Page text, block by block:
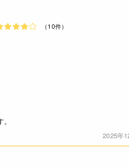
（10件）
2025年